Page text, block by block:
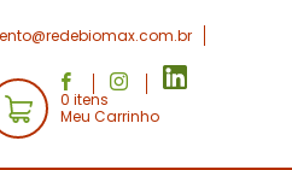
0 itens
Meu Carrinho